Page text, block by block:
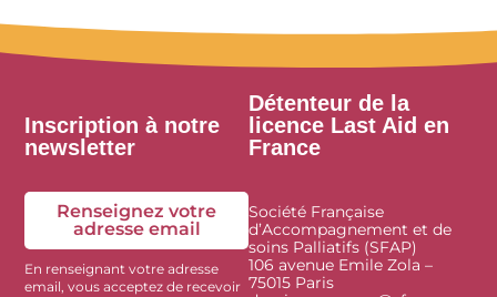
Inscription à notre
newsletter
Renseignez votre
adresse email
En renseignant votre adresse
email, vous acceptez de recevoir
Détenteur de la
licence Last Aid en
France
Société Française
d’Accompagnement et de
soins Palliatifs (SFAP)
106 avenue Emile Zola –
75015 Paris